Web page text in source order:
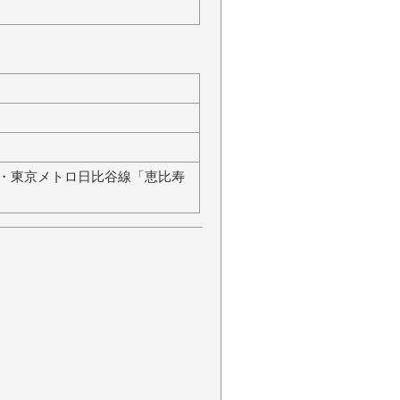
東京メトロ日比谷線「恵比寿